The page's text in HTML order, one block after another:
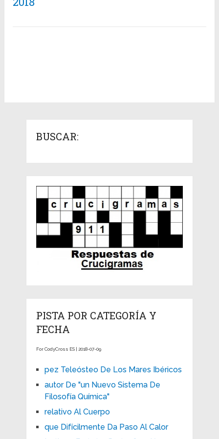
BUSCAR:
PISTA POR CATEGORÍA Y
FECHA
For CodyCross ES | 2018-07-09
pez Teleósteo De Los Mares Ibéricos
autor De "un Nuevo Sistema De
Filosofía Química"
relativo Al Cuerpo
que Difícilmente Da Paso Al Calor